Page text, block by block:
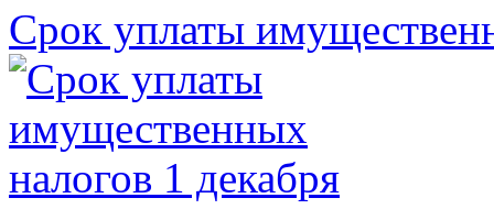
Срок уплаты